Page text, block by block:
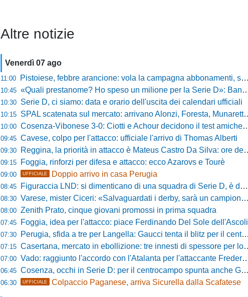
Altre notizie
Venerdì 07 ago
11:00 Pistoiese, febbre arancione: vola la campagna abbonamenti, superata quota 750 tessere
10:45 «Quali prestanome? Ho speso un milione per la Serie D»: Bandecchi rompe il silenzio sul futuro della Ternana
10:30 Serie D, ci siamo: data e orario dell'uscita dei calendari ufficiali
10:15 SPAL scatenata sul mercato: arrivano Alonzi, Foresta, Munaretto e Tobia
10:00 Cosenza-Vibonese 3-0: Ciotti e Achour decidono il test amichevole di Lorica
09:45 Cavese, colpo per l'attacco: ufficiale l'arrivo di Thomas Alberti
09:30 Reggina, la priorità in attacco è Mateus Castro Da Silva: ore decisive per la fumata bianca
09:15 Foggia, rinforzi per difesa e attacco: ecco Azarovs e Tourè
09:00 UFFICIALE Doppio arrivo in casa Perugia
08:45 Figuraccia LND: si dimenticano di una squadra di Serie D, è da rifare il programma Coppa Italia
08:30 Varese, mister Ciceri: «Salvaguardati i derby, sarà un campionato avvincente»
08:00 Zenith Prato, cinque giovani promossi in prima squadra
07:45 Foggia, idea per l'attacco: piace Ferdinando Del Sole dell'Ascoli
07:30 Perugia, sfida a tre per Langella: Gaucci tenta il blitz per il centrocampista del Cosenza
07:15 Casertana, mercato in ebollizione: tre innesti di spessore per lo scacchiere di Vinicio Espinal
07:00 Vado: raggiunto l'accordo con l'Atalanta per l'attaccante Frederick Samuel Ndongue
06:45 Cosenza, occhi in Serie D: per il centrocampo spunta anche Gerardo Di Gilio
06:30 UFFICIALE Colpaccio Paganese, arriva Sicurella dalla Scafatese